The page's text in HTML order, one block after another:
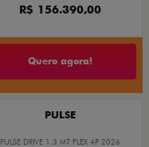
R$ 156.390,00
Quero agora!
PULSE
PULSE DRIVE 1.3 MT FLEX 4P 2026